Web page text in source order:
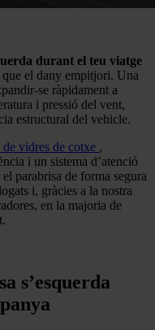
durant el teu viatge
el dany empitjori. Una
se ràpidament a
i pressió del vent,
estructural del vehicle.
de vidres de cotxe ,
i un sistema d’atenció
parabrisa de forma segura
i, gràcies a la nostra
en la majoria de
s’esquerda